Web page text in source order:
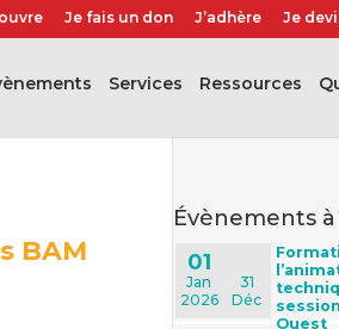
Je fais un don J’adhère Je
Services Ressources
BAM
évènements
01
Jan
2026
31
Déc
Ouest